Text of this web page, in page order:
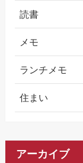
読書
メモ
ランチメモ
住まい
アーカイブ